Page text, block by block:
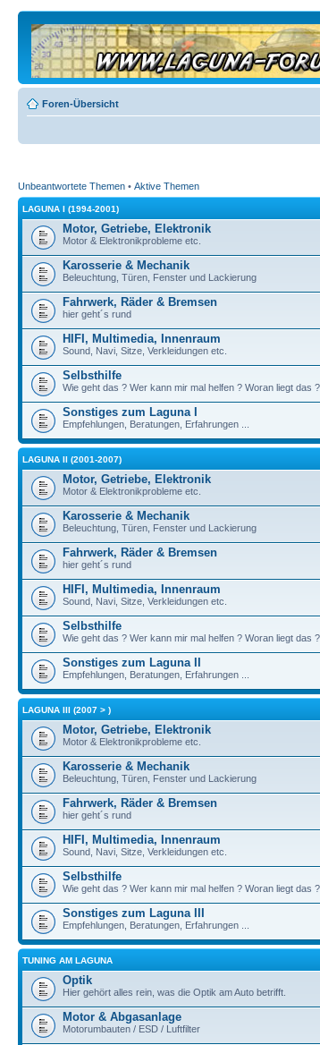
Foren-Übersicht
Unbeantwortete Themen • Aktive Themen
LAGUNA I (1994-2001)
Motor, Getriebe, Elektronik
Motor & Elektronikprobleme etc.
Karosserie & Mechanik
Beleuchtung, Türen, Fenster und Lackierung
Fahrwerk, Räder & Bremsen
hier geht´s rund
HIFI, Multimedia, Innenraum
Sound, Navi, Sitze, Verkleidungen etc.
Selbsthilfe
Wie geht das ? Wer kann mir mal helfen ? Woran liegt das
Sonstiges zum Laguna I
Empfehlungen, Beratungen, Erfahrungen ...
LAGUNA II (2001-2007)
Motor, Getriebe, Elektronik
Motor & Elektronikprobleme etc.
Karosserie & Mechanik
Beleuchtung, Türen, Fenster und Lackierung
Fahrwerk, Räder & Bremsen
hier geht´s rund
HIFI, Multimedia, Innenraum
Sound, Navi, Sitze, Verkleidungen etc.
Selbsthilfe
Wie geht das ? Wer kann mir mal helfen ? Woran liegt das
Sonstiges zum Laguna II
Empfehlungen, Beratungen, Erfahrungen ...
LAGUNA III (2007 > )
Motor, Getriebe, Elektronik
Motor & Elektronikprobleme etc.
Karosserie & Mechanik
Beleuchtung, Türen, Fenster und Lackierung
Fahrwerk, Räder & Bremsen
hier geht´s rund
HIFI, Multimedia, Innenraum
Sound, Navi, Sitze, Verkleidungen etc.
Selbsthilfe
Wie geht das ? Wer kann mir mal helfen ? Woran liegt das
Sonstiges zum Laguna III
Empfehlungen, Beratungen, Erfahrungen ...
TUNING AM LAGUNA
Optik
Hier gehört alles rein, was die Optik am Auto betrifft.
Motor & Abgasanlage
Motorumbauten / ESD / Luftfilter